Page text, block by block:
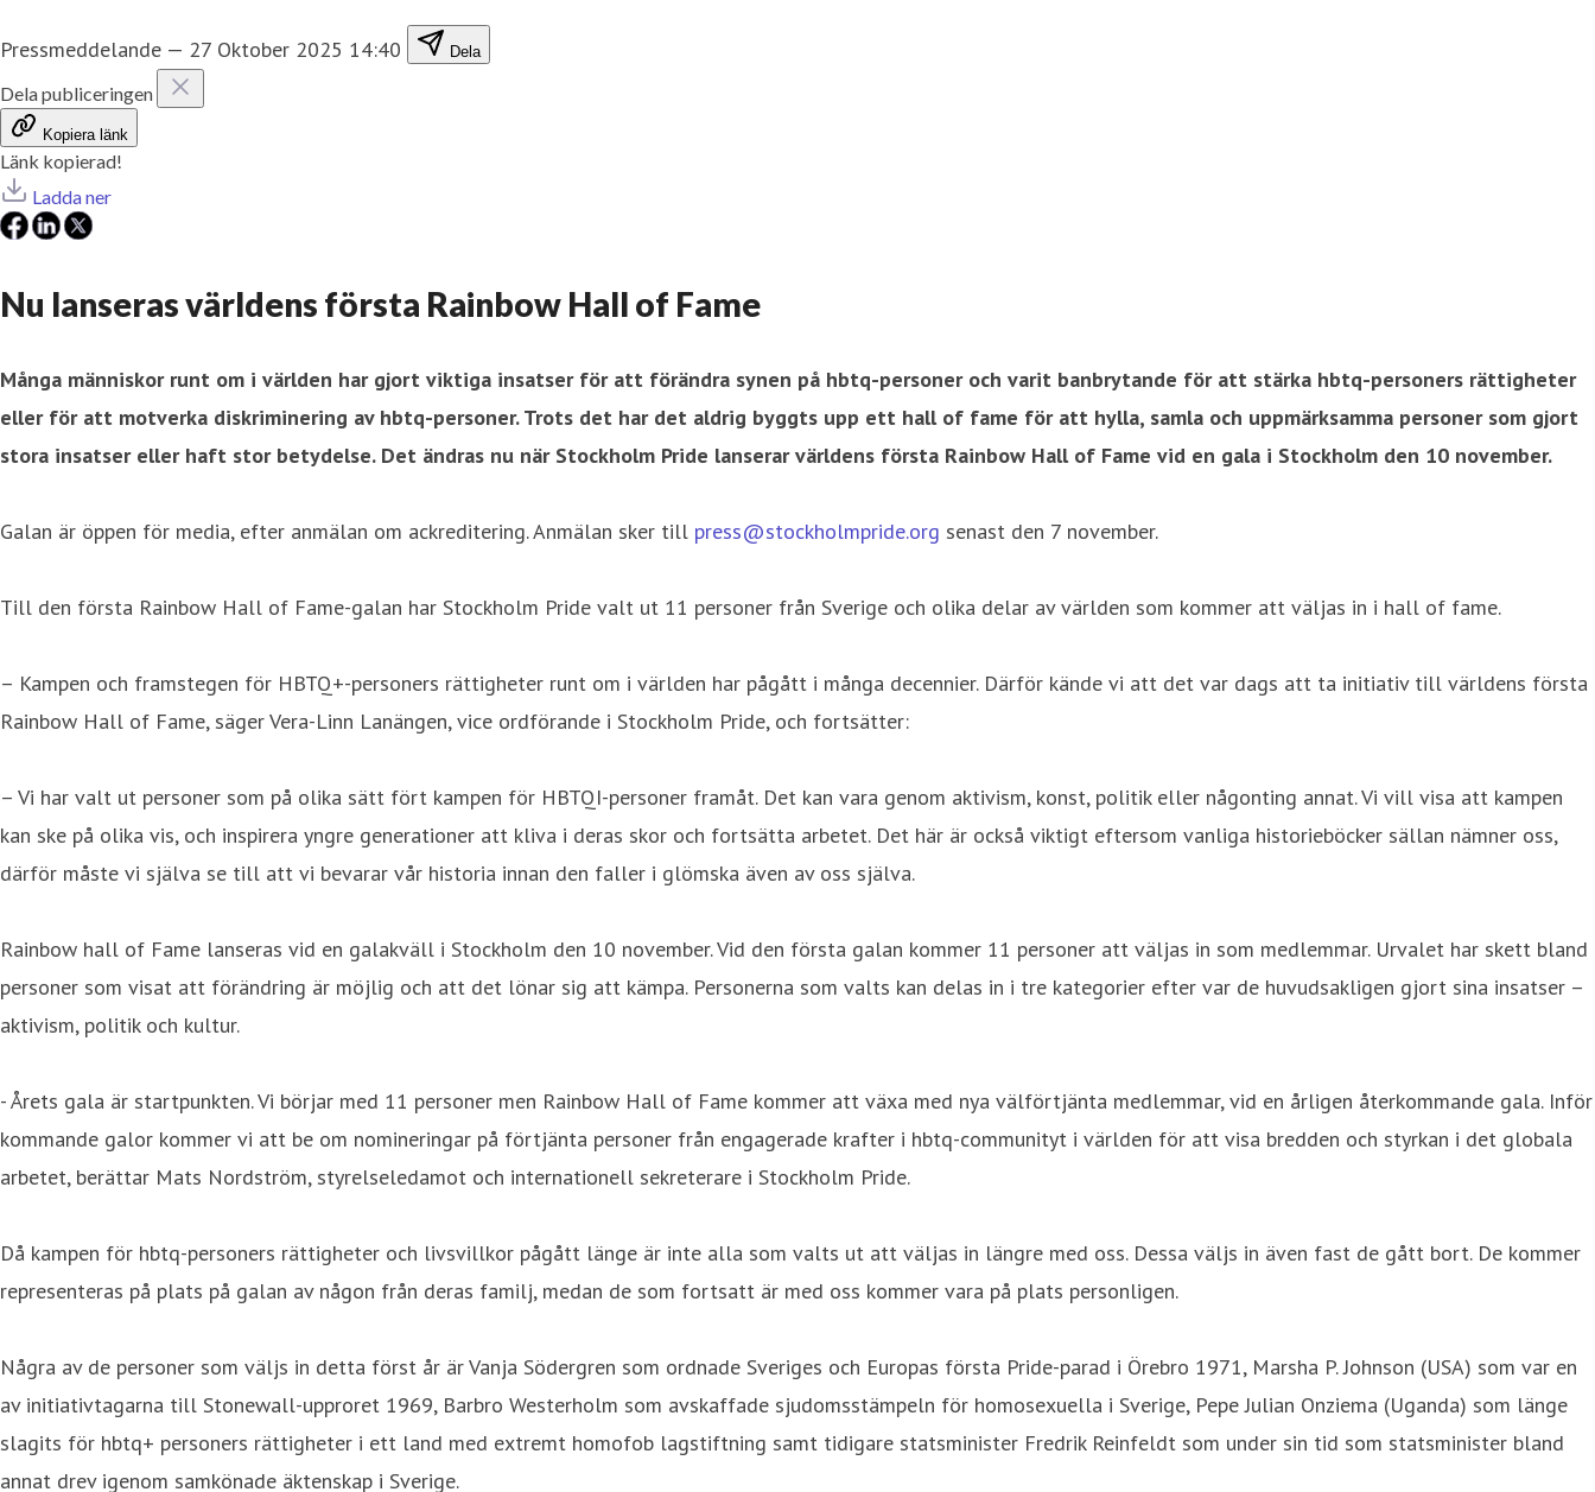
Pressmeddelande — 27 Oktober 2025 14:40 Dela
Dela publiceringen
Kopiera länk
Länk kopierad!
Ladda ner
Nu lanseras världens första Rainbow Hall of Fame
Många människor runt om i världen har gjort viktiga insatser för att förändra synen på hbtq-personer och varit banbrytande för att stärka hbtq-personers rättigheter
eller för att motverka diskriminering av hbtq-personer. Trots det har det aldrig byggts upp ett hall of fame för att hylla, samla och uppmärksamma personer som gjort
stora insatser eller haft stor betydelse. Det ändras nu när Stockholm Pride lanserar världens första Rainbow Hall of Fame vid en gala i Stockholm den 10 november.
Galan är öppen för media, efter anmälan om ackreditering. Anmälan sker till press@stockholmpride.org senast den 7 november.
Till den första Rainbow Hall of Fame-galan har Stockholm Pride valt ut 11 personer från Sverige och olika delar av världen som kommer att väljas in i hall of fame.
– Kampen och framstegen för HBTQ+-personers rättigheter runt om i världen har pågått i många decennier. Därför kände vi att det var dags att ta initiativ till världens första
Rainbow Hall of Fame, säger Vera-Linn Lanängen, vice ordförande i Stockholm Pride, och fortsätter:
– Vi har valt ut personer som på olika sätt fört kampen för HBTQI-personer framåt. Det kan vara genom aktivism, konst, politik eller någonting annat. Vi vill visa att kampen
kan ske på olika vis, och inspirera yngre generationer att kliva i deras skor och fortsätta arbetet. Det här är också viktigt eftersom vanliga historieböcker sällan nämner oss,
därför måste vi själva se till att vi bevarar vår historia innan den faller i glömska även av oss själva.
Rainbow hall of Fame lanseras vid en galakväll i Stockholm den 10 november. Vid den första galan kommer 11 personer att väljas in som medlemmar. Urvalet har skett bland
personer som visat att förändring är möjlig och att det lönar sig att kämpa. Personerna som valts kan delas in i tre kategorier efter var de huvudsakligen gjort sina insatser –
aktivism, politik och kultur.
- Årets gala är startpunkten. Vi börjar med 11 personer men Rainbow Hall of Fame kommer att växa med nya välförtjänta medlemmar, vid en årligen återkommande gala. Inför
kommande galor kommer vi att be om nomineringar på förtjänta personer från engagerade krafter i hbtq-communityt i världen för att visa bredden och styrkan i det globala
arbetet, berättar Mats Nordström, styrelseledamot och internationell sekreterare i Stockholm Pride.
Då kampen för hbtq-personers rättigheter och livsvillkor pågått länge är inte alla som valts ut att väljas in längre med oss. Dessa väljs in även fast de gått bort. De kommer
representeras på plats på galan av någon från deras familj, medan de som fortsatt är med oss kommer vara på plats personligen.
Några av de personer som väljs in detta först år är Vanja Södergren som ordnade Sveriges och Europas första Pride-parad i Örebro 1971, Marsha P. Johnson (USA) som var en
av initiativtagarna till Stonewall-upproret 1969, Barbro Westerholm som avskaffade sjudomsstämpeln för homosexuella i Sverige, Pepe Julian Onziema (Uganda) som länge
slagits för hbtq+ personers rättigheter i ett land med extremt homofob lagstiftning samt tidigare statsminister Fredrik Reinfeldt som under sin tid som statsminister bland
annat drev igenom samkönade äktenskap i Sverige.